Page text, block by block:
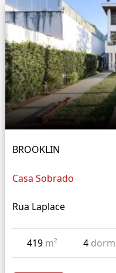
BROOKLIN
Casa Sobrado
Rua Laplace
419 m² 4